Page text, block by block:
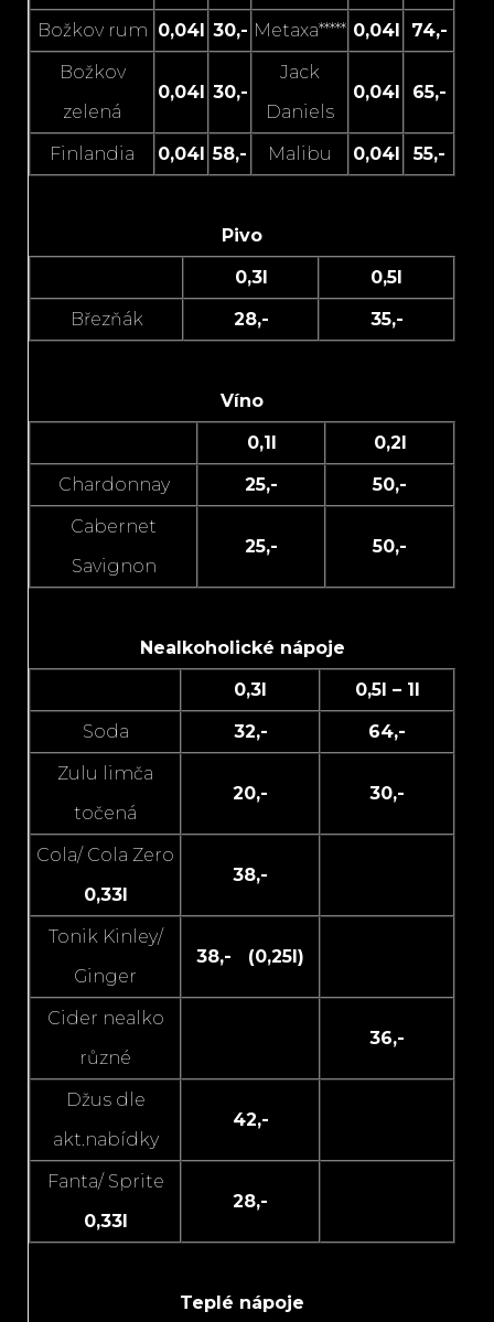
Božkov rum 0,04l 30,- Metaxa***** 0,04l
74,-
Božkov
zelená
0,04l 30,-
Jack
Daniels
0,04l 65,-
Finlandia 0,04l 58,- Malibu 0,04l 55,-
Pivo
0,3l
0,5l
Březňák
28,- 35,-
Víno
0,1l
0,2l
Chardonnay
25,-
50,-
Cabernet
Savignon
25,- 50,-
Nealkoholické nápoje
0,3l
0,5l – 1l
Soda
32,-
64,-
Zulu limča
točená
20,- 30,-
Cola/ Cola Zero
0,33l
38,-
Tonik Kinley/
Ginger
38,- (0,25l)
Cider nealko
různé
36,-
Džus dle
akt.nabídky
42,-
Fanta/ Sprite
0,33l
28,-
Teplé nápoje